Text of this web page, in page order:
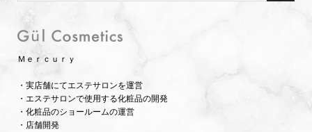
Ｍｅｒｃｕｒｙ
・実店舗にてエステサロンを運営
・エステサロンで使用する化粧品の開発
・化粧品のショールームの運営
・店舗開発